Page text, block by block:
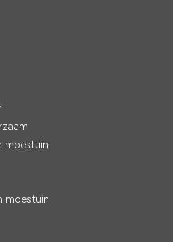
moestuin
moestuin